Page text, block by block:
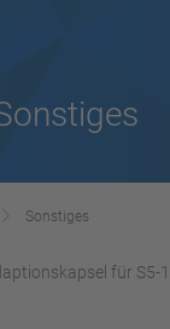
Sonstiges
für S5-